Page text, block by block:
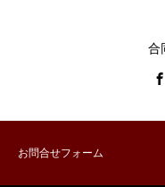
合
お問合せフォーム